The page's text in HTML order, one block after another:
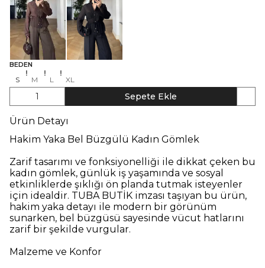
BEDEN
S M L XL
1 Sepete Ekle
Ürün Detayı
Hakim Yaka Bel Büzgülü Kadın Gömlek
Zarif tasarımı ve fonksiyonelliği ile dikkat çeken bu
kadın gömlek, günlük iş yaşamında ve sosyal
etkinliklerde şıklığı ön planda tutmak isteyenler
için idealdir. TUBA BUTİK imzası taşıyan bu ürün,
hakim yaka detayı ile modern bir görünüm
sunarken, bel büzgüsü sayesinde vücut hatlarını
zarif bir şekilde vurgular.
Malzeme ve Konfor